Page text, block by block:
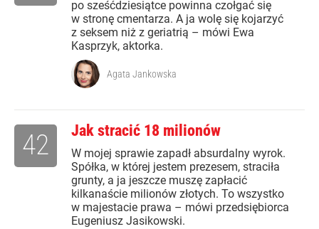
po sześćdziesiątce powinna czołgać się
w stronę cmentarza. A ja wolę się kojarzyć
z seksem niż z geriatrią – mówi Ewa
Kasprzyk, aktorka.
Agata Jankowska
Jak stracić 18 milionów
W mojej sprawie zapadł absurdalny wyrok.
Spółka, w której jestem prezesem, straciła
grunty, a ja jeszcze muszę zapłacić
kilkanaście milionów złotych. To wszystko
w majestacie prawa – mówi przedsiębiorca
Eugeniusz Jasikowski.
42